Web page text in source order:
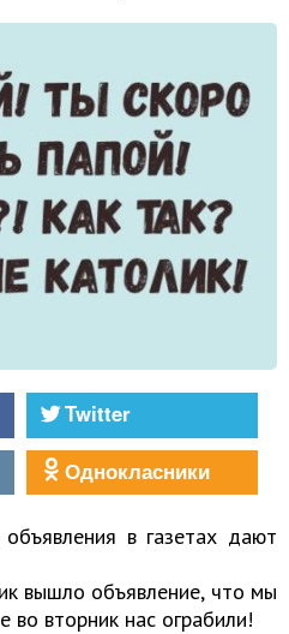
Twitter
Однокласники
в газетах дают
вышло объявление, что мы
вторник нас ограбили!